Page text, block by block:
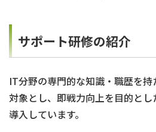
サポート研修の紹介
IT分野の専門的な知識・職歴を
対象とし、即戦力向上を目的と
導入しています。